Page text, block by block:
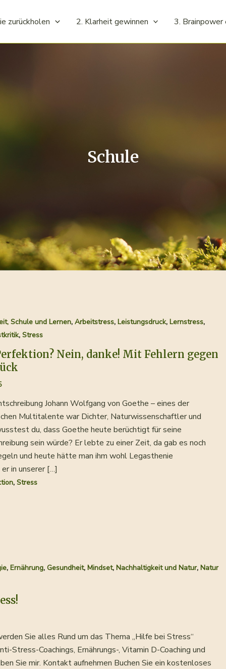
zurückholen 2. Klarheit gewinnen 3.
Schule
Schule und Lernen, Arbeitstress, Leistungsdruck, Lernstress,
, Stress
Nein, danke! Mit Fehlern gegen
Johann Wolfgang von Goethe – eines der
Multitalente war Dichter, Naturwissenschaftler und
du, dass Goethe heute berüchtigt für seine
sein würde? Er lebte zu einer Zeit, da gab es noch
und heute hätte man ihm wohl Legasthenie
in unserer […]
, Stress
, Ernährung, Gesundheit, Mindset, Nachhaltigkeit und Natur, Natur
Sie alles Rund um das Thema „Hilfe bei Stress“
Stress-Coachings, Ernährungs-, Vitamin D-Coaching und
Sie mir. Kontakt aufnehmen Buchen Sie ein kostenloses